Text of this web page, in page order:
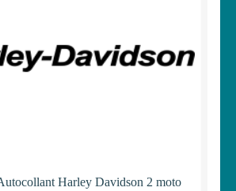
Harley Davidson 2 moto